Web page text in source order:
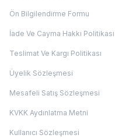
Ön Bilgilendirme Formu
İade Ve Cayma Hakkı Politikası
Teslimat Ve Kargı Politikası
Üyelik Sözleşmesi
Mesafeli Satış Sözleşmesi
KVKK Aydınlatma Metni
Kullanıcı Sözleşmesi